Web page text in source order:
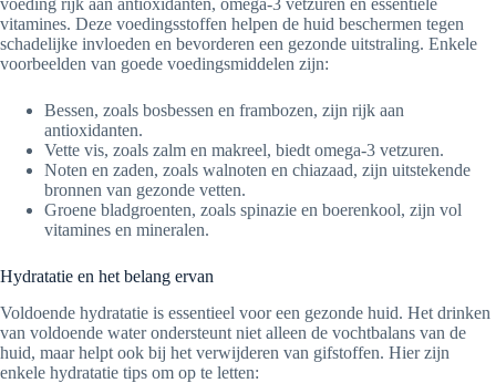
voeding rijk aan antioxidanten, omega-3 vetzuren en essentiële
vitamines. Deze voedingsstoffen helpen de huid beschermen tegen
schadelijke invloeden en bevorderen een gezonde uitstraling. Enkele
voorbeelden van goede voedingsmiddelen zijn:
Bessen, zoals bosbessen en frambozen, zijn rijk aan
antioxidanten.
Vette vis, zoals zalm en makreel, biedt omega-3 vetzuren.
Noten en zaden, zoals walnoten en chiazaad, zijn uitstekende
bronnen van gezonde vetten.
Groene bladgroenten, zoals spinazie en boerenkool, zijn vol
vitamines en mineralen.
Hydratatie en het belang ervan
Voldoende hydratatie is essentieel voor een gezonde huid. Het drinken
van voldoende water ondersteunt niet alleen de vochtbalans van de
huid, maar helpt ook bij het verwijderen van gifstoffen. Hier zijn
enkele hydratatie tips om op te letten: